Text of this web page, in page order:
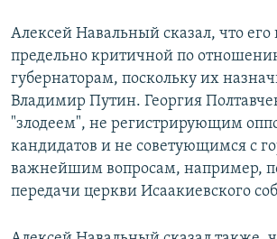
Алексей Навальный сказал, что его
предельно критичной по
губернаторам, поскольку их
Владимир Путин. Георгия
"злодеем", не регистрирующим
кандидатов и не советующимся с
важнейшим вопросам, например,
передачи церкви Исаакиевского